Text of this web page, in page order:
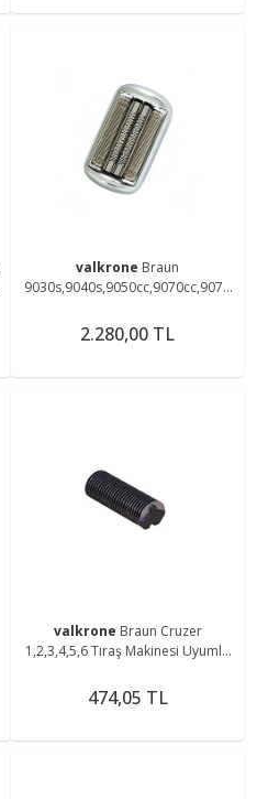
valkrone Braun
9030s,9040s,9050cc,9070cc,9075
Uyumlu 92s Elek ve Bıçak
2.280,00 TL
valkrone Braun Cruzer
1,2,3,4,5,6 Tıraş Makinesi Uyumlu
474,05 TL